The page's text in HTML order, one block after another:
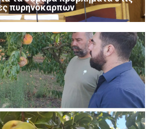
πυρηνόκαρπων